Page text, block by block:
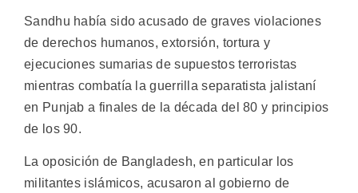
Sandhu había sido acusado de graves violaciones
de derechos humanos, extorsión, tortura y
ejecuciones sumarias de supuestos terroristas
mientras combatía la guerrilla separatista jalistaní
en Punjab a finales de la década del 80 y principios
de los 90.
La oposición de Bangladesh, en particular los
militantes islámicos, acusaron al gobierno de